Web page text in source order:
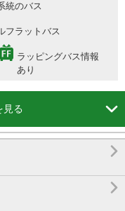
統のバス
フラットバス
ラッピングバス情報
あり
見る 

